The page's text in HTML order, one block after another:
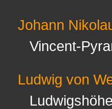
Johann
Vincent-
Ludwig von